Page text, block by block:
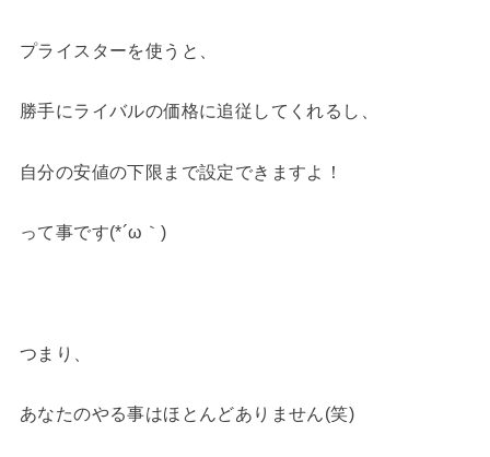
プライスターを使うと、
勝手にライバルの価格に追従してくれるし、
自分の安値の下限まで設定できますよ！
って事です(*´ω｀)
つまり、
あなたのやる事はほとんどありません(笑)